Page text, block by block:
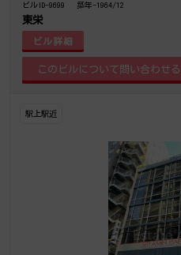
ビルID-9699 築年-1964/12
東栄
ビル詳細
駅上駅近